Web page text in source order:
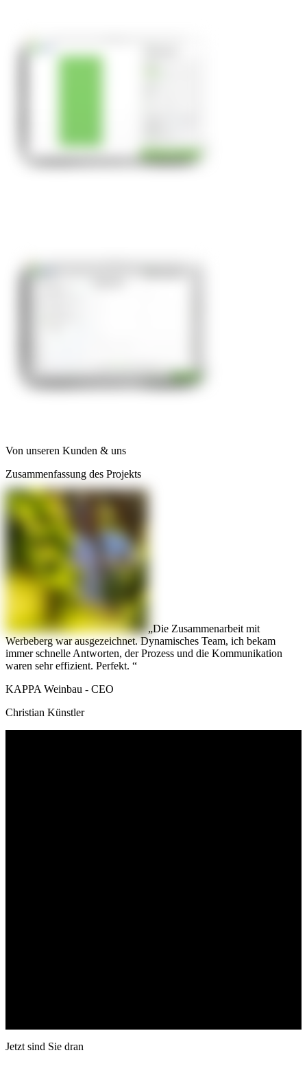
Von unseren Kunden & uns
Zusammenfassung des Projekts
Die Zusammenarbeit mit
Werbeberg war ausgezeichnet. Dynamisches Team, ich bekam
immer schnelle Antworten, der Prozess und die Kommunikation
waren sehr effizient. Perfekt.
KAPPA Weinbau - CEO
Christian Künstler
Jetzt sind Sie dran